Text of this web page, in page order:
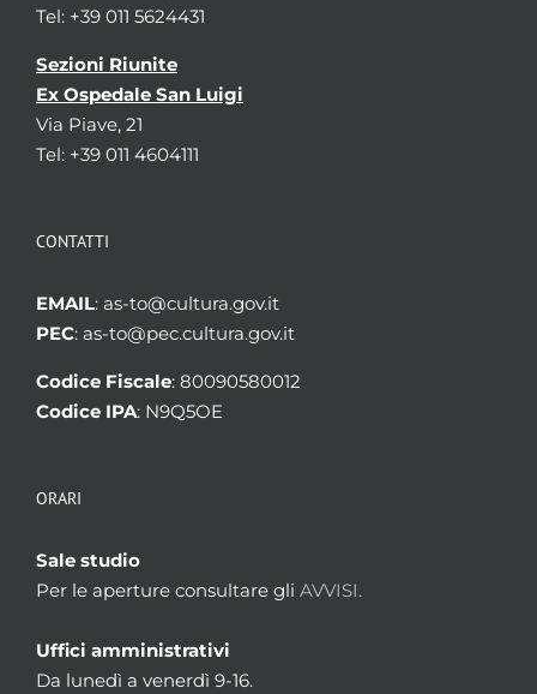
Tel: +39 011 5624431
Sezioni Riunite
Ex Ospedale San Luigi
Via Piave, 21
Tel: +39 011 4604111
CONTATTI
EMAIL: as-to@cultura.gov.it
PEC: as-to@pec.cultura.gov.it
Codice Fiscale: 80090580012
Codice IPA: N9Q5OE
ORARI
Sale studio
Per le aperture consultare gli AVVISI.
Uffici amministrativi
Da lunedì a venerdì 9-16.